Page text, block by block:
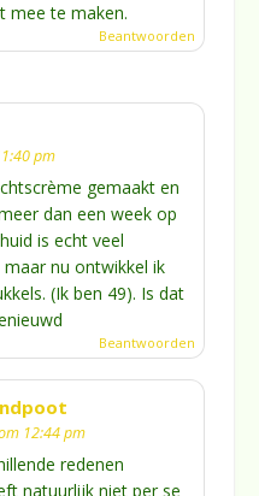
mee te maken.
Beantwoorden
pm
gemaakt en
dan een week op
is echt veel
nu ontwikkel ik
(Ik ben 49). Is dat
Beantwoorden
12:44 pm
redenen
natuurlijk niet per se